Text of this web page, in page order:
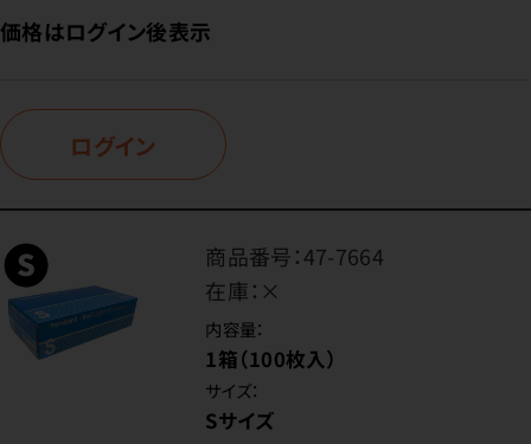
価格はログイン後表示
ログイン
商品番号：47-7664
在庫： ×
内容量：
1箱（100枚入）
サイズ：
Sサイズ